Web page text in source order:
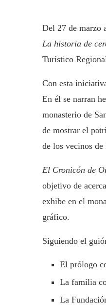
Del 27 de marzo
La historia de
Turístico
Con esta
En él se narran
monasterio de
de mostrar el
de los vecinos
El Cronicón de
objetivo de
exhibe en el
gráfico.
Siguiendo el
El prólogo
La familia
La